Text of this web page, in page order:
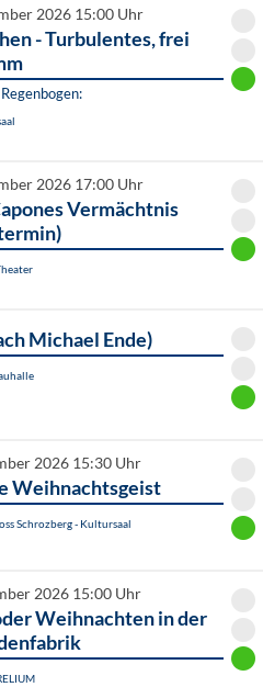
2026 15:00 Uhr
- Turbulentes, frei
2026 17:00 Uhr
Vermächtnis
Michael Ende)
2026 15:30 Uhr
Weihnachtsgeist
Schrozberg - Kultursaal
2026 15:00 Uhr
Weihnachten in der